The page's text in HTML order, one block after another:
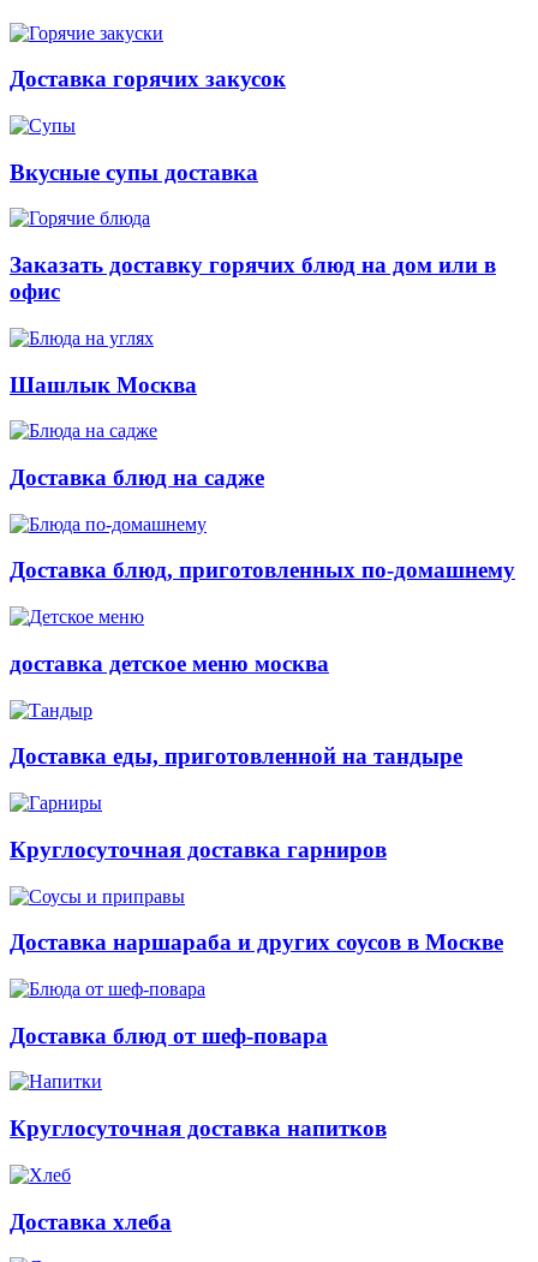
Доставка горячих закусок
Вкусные супы доставка
Заказать доставку горячих блюд на дом или в
офис
Шашлык Москва
Доставка блюд на садже
Доставка блюд, приготовленных по-домашнему
доставка детское меню москва
Доставка еды, приготовленной на тандыре
Круглосуточная доставка гарниров
Доставка наршараба и других соусов в Москве
Доставка блюд от шеф-повара
Круглосуточная доставка напитков
Доставка хлеба